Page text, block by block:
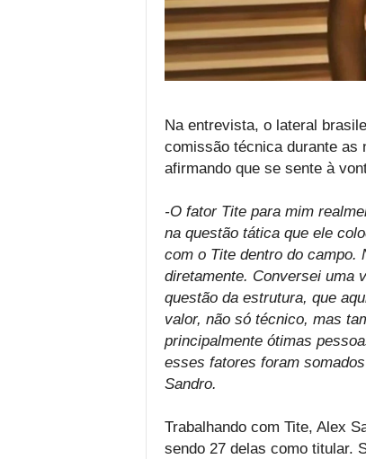
Na entrevista, o lateral
comissão técnica durante as
afirmando que se sente à
-O fator Tite para mim
na questão tática que ele
com o Tite dentro do campo.
diretamente. Conversei uma
questão da estrutura, que
valor, não só técnico, mas
principalmente ótimas
esses fatores foram
Sandro.
Trabalhando com Tite, Alex
sendo 27 delas como titular.